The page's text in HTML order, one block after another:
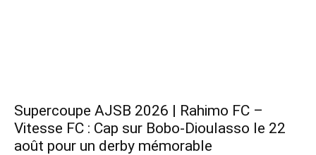
Supercoupe AJSB 2026 | Rahimo FC –
Vitesse FC : Cap sur Bobo-Dioulasso le 22
août pour un derby mémorable